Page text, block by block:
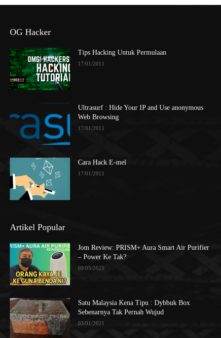
OG Hacker
Tips Hacking Untuk Permulaan
17/01/2011
Ultrasurf : Hide Your IP and Use anonymous
Web Browsing
17/01/2011
Cara Hack E-mel
17/01/2011
Artikel Popular
Jom Review: PRISM+ Aura Smart Air Purifier
– Power Ke Tak?
09/05/2025
Satu Malaysia Kena Tipu : Dybbuk Box
Sebenarnya Tak Pernah Wujud
03/01/2021